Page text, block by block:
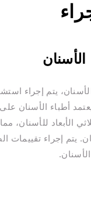
يتم إجراء
أطباء الأسنان على
الأبعاد للأسنان،
يتم إجراء تقييمات